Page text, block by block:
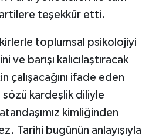
teşekkür etti.
toplumsal psikolojiyi
barışı kalıcılaştıracak
çalışacağını ifade eden
kardeşlik diliyle
kimliğinden
Tarihi bugünün anlayışıyla